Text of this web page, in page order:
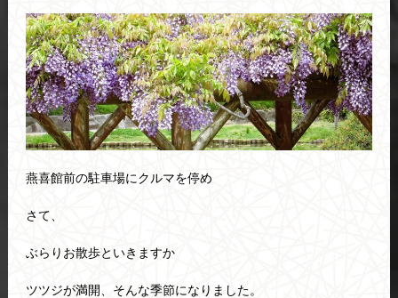
燕喜館前の駐車場にクルマを停め
さて、
ぶらりお散歩といきますか
ツツジが満開、そんな季節になりました。